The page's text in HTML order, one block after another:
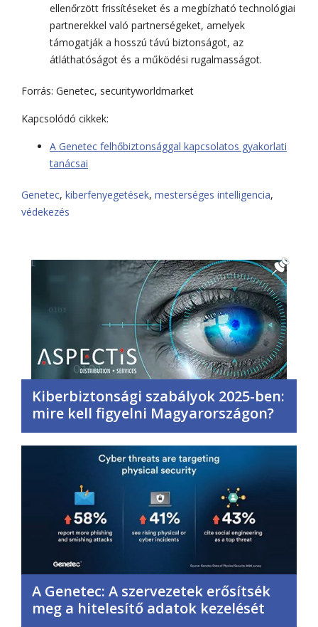
ellenőrzött frissítéseket és a megbízható technológiai
partnerekkel való partnerségeket, amelyek
támogatják a hosszú távú biztonságot, az
átláthatóságot és a működési rugalmasságot.
Forrás: Genetec, securityworldmarket
Kapcsolódó cikkek:
A Genetec felhőbiztonsággal kapcsolatos gyakorlati
tanácsai
Genetec, kiberfenyegetések, mesterséges intelligencia,
védekezés
Kiberbiztonsági szabályok 2025-ben:
mire kell figyelni Magyarországon?
A Genetec: A szervezetek erősítsék
meg a hitelesítő adatok kezelését